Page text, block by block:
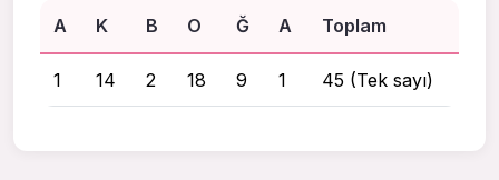
A
K B O Ğ A Toplam
1 14 2 18 9 1 45 (Tek sayı)